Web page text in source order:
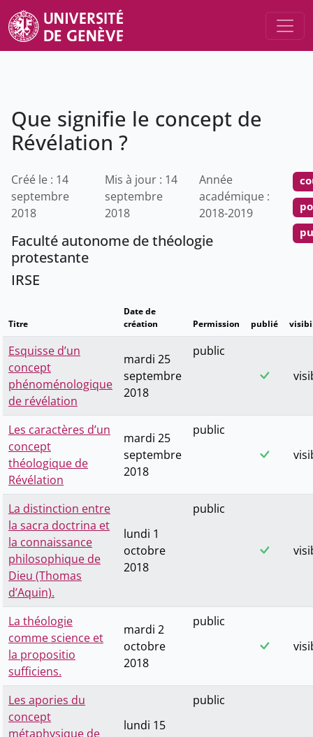
Que signifie le concept de
Révélation ?
Créé le : 14
septembre
2018
Mis à jour : 14
septembre
2018
Année
académique :
2018-2019
Faculté autonome de théologie
protestante
IRSE
Titre
Date de
création
Permission publié
Esquisse d’un
concept
phénoménologique
de révélation
mardi 25
septembre
2018
public
Les caractères d’un
concept
théologique de
Révélation
mardi 25
septembre
2018
public
La distinction entre
la sacra doctrina et
la connaissance
philosophique de
Dieu (Thomas
d’Aquin).
lundi 1
octobre
2018
public
La théologie
comme science et
la propositio
sufficiens.
mardi 2
octobre
2018
public
Les apories du
concept
métaphysique de
lundi 15
public